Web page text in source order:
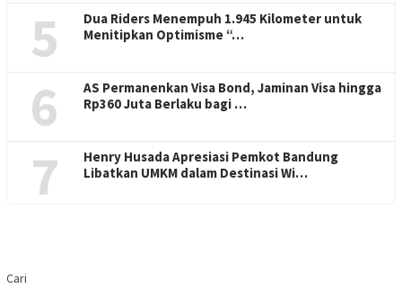
5
Dua Riders Menempuh 1.945 Kilometer untuk
Menitipkan Optimisme “…
6
AS Permanenkan Visa Bond, Jaminan Visa hingga
Rp360 Juta Berlaku bagi …
7
Henry Husada Apresiasi Pemkot Bandung
Libatkan UMKM dalam Destinasi Wi…
Cari